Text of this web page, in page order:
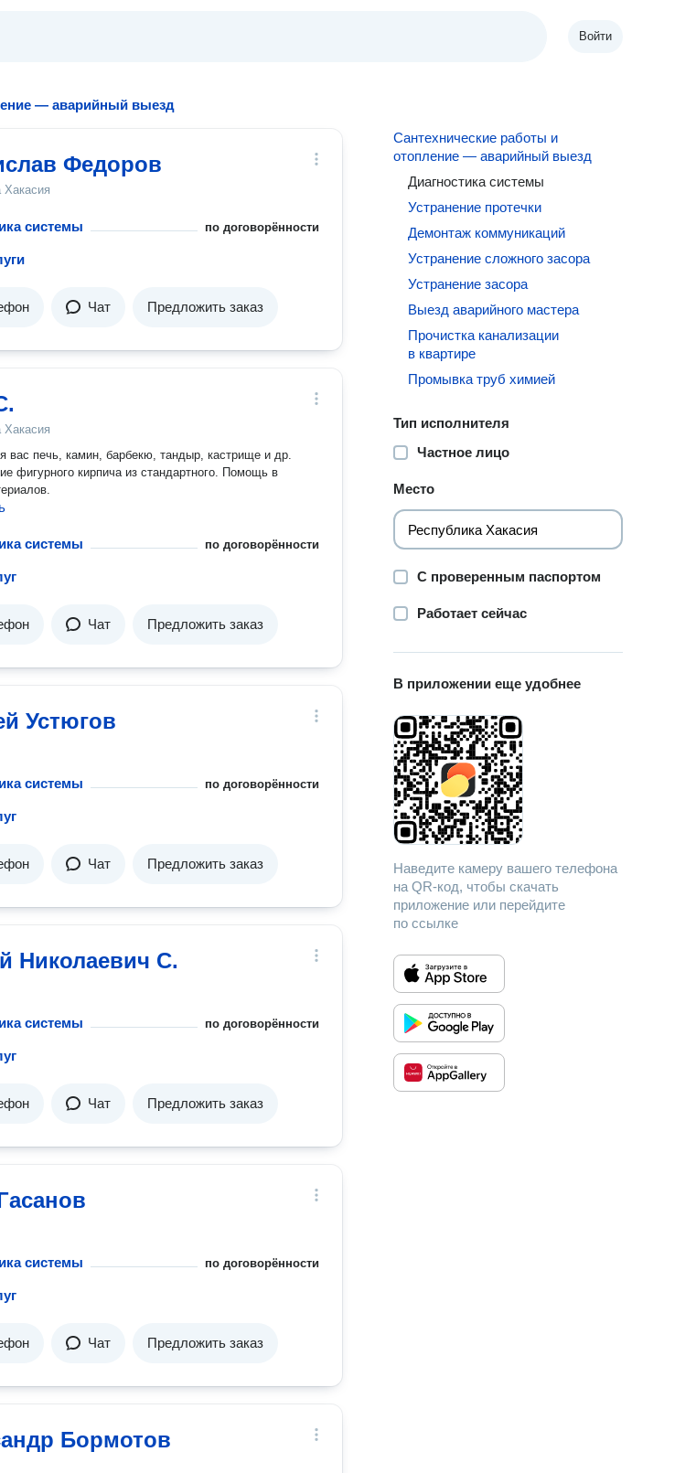
Войти
— аварийный выезд
Федоров
Хакасия
системы по договорённости
Чат Предложить заказ
Хакасия
вас печь, камин, барбекю, тандыр, кастрище и др.
фигурного кирпича из стандартного. Помощь в
системы по договорённости
Чат Предложить заказ
Устюгов
системы по договорённости
Чат Предложить заказ
Николаевич С.
системы по договорённости
Чат Предложить заказ
системы по договорённости
Чат Предложить заказ
Бормотов
Сантехнические работы и
отопление — аварийный выезд
Диагностика системы
Устранение протечки
Демонтаж коммуникаций
Устранение сложного засора
Устранение засора
Выезд аварийного мастера
Прочистка канализации
в квартире
Промывка труб химией
Тип исполнителя
Частное лицо
Место
С проверенным паспортом
Работает сейчас
В приложении еще удобнее
Наведите камеру вашего телефона
на QR-код, чтобы скачать
приложение или перейдите
по ссылке